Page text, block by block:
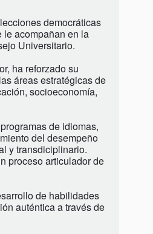
democráticas
le acompañan en la
Universitario.
ha reforzado su
áreas estratégicas de
socioeconomía,
de idiomas,
del desempeño
y transdiciplinario.
proceso articulador de
de habilidades
auténtica a través de